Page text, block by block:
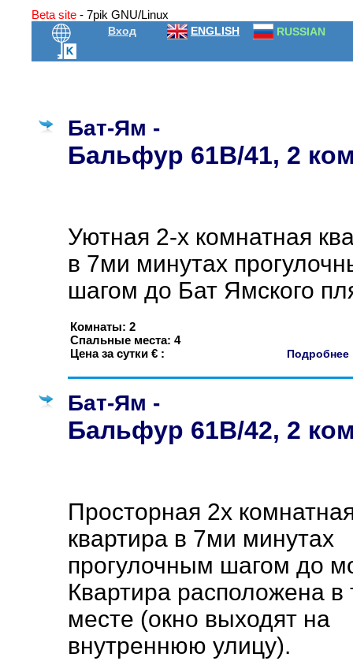
Beta site - 7pik GNU/Linux
Вход ENGLISH RUSSIAN
Бат-Ям -
Бальфур 61B/41, 2
Уютная 2-х комнатная
в 7ми минутах
шагом до Бат Ямского
Комнаты: 2
Спальные места: 4
Цена за сутки € :
Бат-Ям -
Бальфур 61B/42, 2
Просторная 2х
квартира в 7ми минутах
прогулочным шагом до
Квартира расположена в
месте (окно выходят на
внутреннюю улицу).